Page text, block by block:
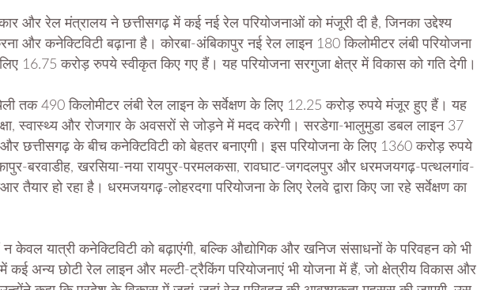
और रेल मंत्रालय ने छत्तीसगढ़ में कई नई रेल परियोजनाओं को मंजूरी दी है, जिनका उद्देश्य
और कनेक्टिविटी बढ़ाना है। कोरबा-अंबिकापुर नई रेल लाइन 180 किलोमीटर लंबी परियोजना
16.75 करोड़ रुपये स्वीकृत किए गए हैं। यह परियोजना सरगुजा क्षेत्र में विकास को गति देगी।
तक 490 किलोमीटर लंबी रेल लाइन के सर्वेक्षण के लिए 12.25 करोड़ रुपये मंजूर हुए हैं। यह
स्वास्थ्य और रोजगार के अवसरों से जोड़ने में मदद करेगी। सरडेगा-भालुमुडा डबल लाइन 37
और छत्तीसगढ़ के बीच कनेक्टिविटी को बेहतर बनाएगी। इस परियोजना के लिए 1360 करोड़ रुपये
बरवाडीह, खरसिया-नया रायपुर-परमलकसा, रावघाट-जगदलपुर और धरमजयगढ़-पत्थलगांव-
तैयार हो रहा है। धरमजयगढ़-लोहरदगा परियोजना के लिए रेलवे द्वारा किए जा रहे सर्वेक्षण का
न केवल यात्री कनेक्टिविटी को बढ़ाएंगी, बल्कि औद्योगिक और खनिज संसाधनों के परिवहन को भी
कई अन्य छोटी रेल लाइन और मल्टी-ट्रैकिंग परियोजनाएं भी योजना में हैं, जो क्षेत्रीय विकास और